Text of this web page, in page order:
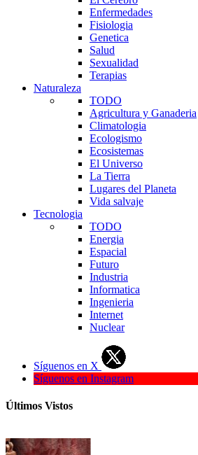
Enfermedades
Fisiologia
Genetica
Salud
Sexualidad
Terapias
Naturaleza
TODO
Agricultura y Ganaderia
Climatologia
Ecologismo
Ecosistemas
El Universo
La Tierra
Lugares del Planeta
Vida salvaje
Tecnologia
TODO
Energia
Espacial
Futuro
Industria
Informatica
Ingenieria
Internet
Nuclear
Síguenos en X
Síguenos en Instagram
Últimos Vistos